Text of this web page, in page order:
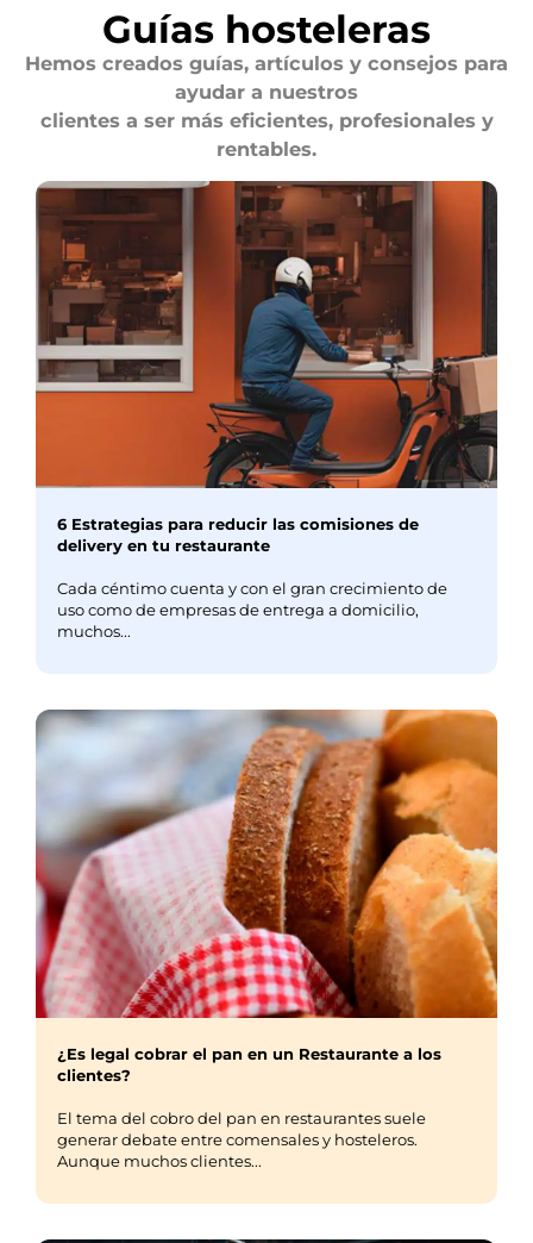
Guías hosteleras
Hemos creados guías, artículos y consejos para
ayudar a nuestros
clientes a ser más eficientes, profesionales y
rentables.
6 Estrategias para reducir las comisiones de
delivery en tu restaurante
Cada céntimo cuenta y con el gran crecimiento de
uso como de empresas de entrega a domicilio,
muchos...
¿Es legal cobrar el pan en un Restaurante a los
clientes?
El tema del cobro del pan en restaurantes suele
generar debate entre comensales y hosteleros.
Aunque muchos clientes...